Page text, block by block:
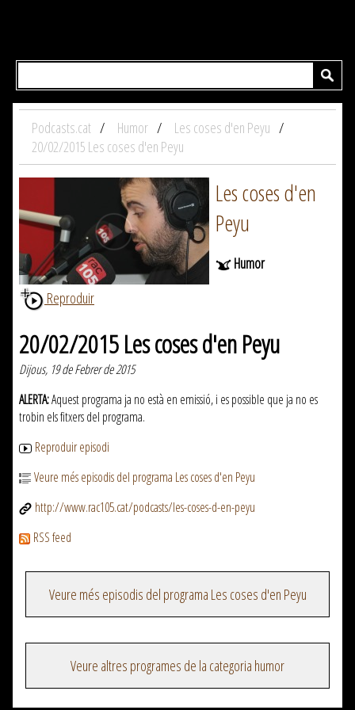
Podcasts.cat Humor
Les coses d'en Peyu
20/02/2015 Les coses d'en Peyu
Les coses d'en
Peyu
Humor
Reproduir
20/02/2015 Les coses d'en Peyu
Dijous, 19 de Febrer de 2015
ALERTA:Aquest programa ja no està en emissió, i es possible que ja no es
trobin els fitxers del programa.
Reproduir episodi
Veure més episodis del programa Les coses d'en Peyu
http://www.rac105.cat/podcasts/les-coses-d-en-peyu
RSS feed
Veure més episodis del programa Les coses d'en Peyu
Veure altres programes de la categoria humor